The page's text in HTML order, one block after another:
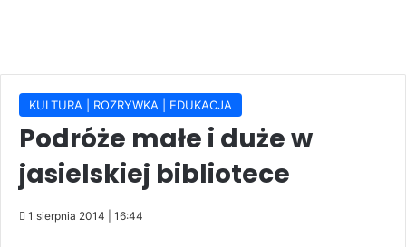
KULTURA | ROZRYWKA | EDUKACJA
Podróże małe i duże w
jasielskiej bibliotece
1 sierpnia 2014 | 16:44